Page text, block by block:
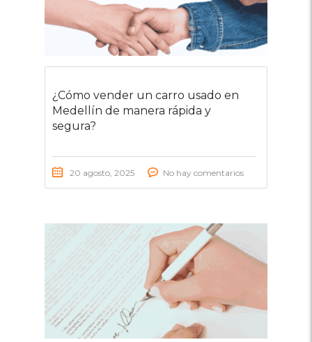
¿Cómo vender un carro usado en
Medellín de manera rápida y
segura?
20 agosto, 2025 No hay comentarios